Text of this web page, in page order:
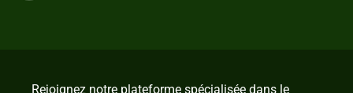
Rejoignez notre plateforme spécialisée dans le